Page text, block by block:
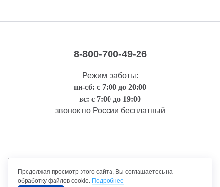
8-800-700-49-26
Режим работы:
пн-сб: с 7:00 до 20:00
вс: с 7:00 до 19:00
звонок по России бесплатный
Правовая информация
Продолжая просмотр этого сайта, Вы соглашаетесь на
обработку файлов cookie. Подробнее